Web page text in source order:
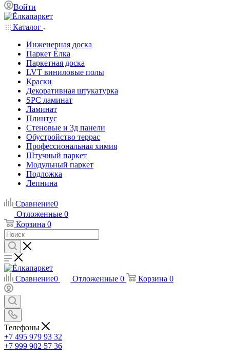
Войти
Каталог
Инженерная доска
Паркет Ёлка
Паркетная доска
LVT виниловые полы
Краски
Декоративная штукатурка
SPC ламинат
Ламинат
Плинтус
Стеновые и 3д панели
Обустройство террас
Профессиональная химия
Штучный паркет
Модульный паркет
Подложка
Лепнина
Сравнение0
Отложенные 0
Корзина 0
Сравнение0 Отложенные 0 Корзина 0
Телефоны
+7 495 979 93 32
+7 999 902 57 36